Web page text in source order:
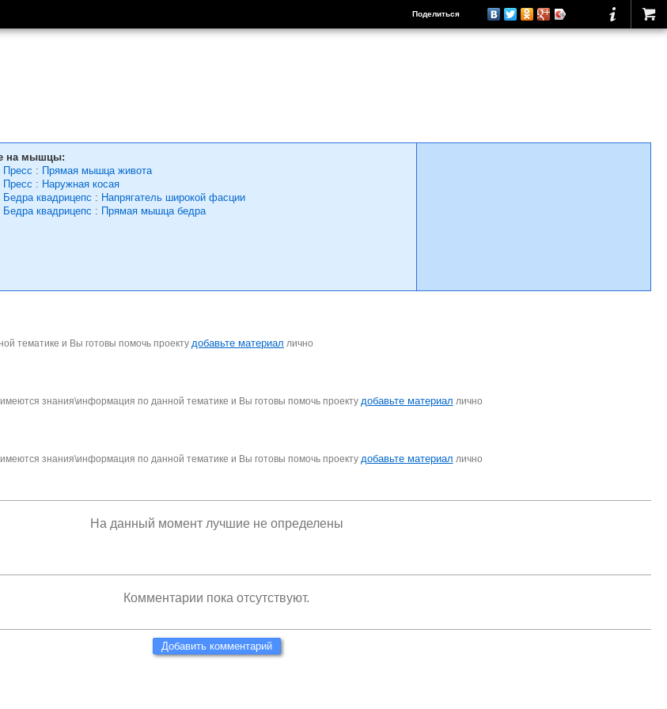
Поделиться
на мышцы:
Пресс : Прямая мышца живота
Пресс : Наружная косая
Бедра квадрицепс : Напрягатель широкой фасции
Бедра квадрицепс : Прямая мышца бедра
тематике и Вы готовы помочь проекту добавьте материал лично
имеются знания\информация по данной тематике и Вы готовы помочь проекту добавьте материал лично
имеются знания\информация по данной тематике и Вы готовы помочь проекту добавьте материал лично
На данный момент лучшие не определены
Комментарии пока отсутствуют.
Добавить комментарий